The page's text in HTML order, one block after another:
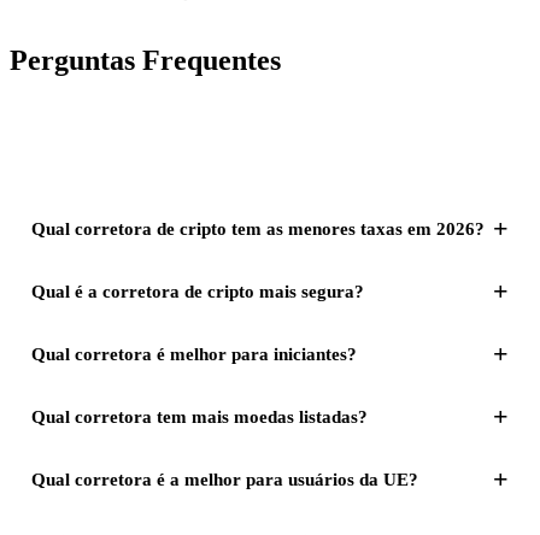
Perguntas Frequentes
Qual corretora de cripto tem as menores taxas em 2026? +
Qual é a corretora de cripto mais segura? +
Qual corretora é melhor para iniciantes? +
Qual corretora tem mais moedas listadas? +
Qual corretora é a melhor para usuários da UE? +